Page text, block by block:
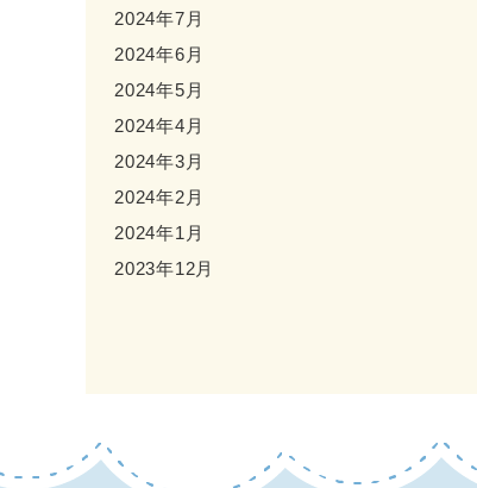
2024年7月
2024年6月
2024年5月
2024年4月
2024年3月
2024年2月
2024年1月
2023年12月